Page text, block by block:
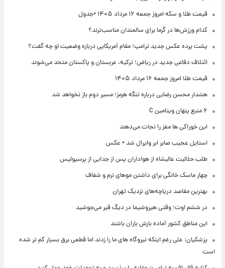
قیمت طلا و سکه امروز جمعه ۱۶ مرداد ۱۴۰۵ +جدول
کدام ورزش‌ها در گرما برای سالمندان مناسب‌ترند؟
پشت پرده عکس جدید ترامپ؛ مقام آمریکایی درباره وضعیت او چه گفت؟
ائتلاف دفاعی جدید در ریاض؛ ترکیه، عربستان و پاکستان متحد می‌شوند
قیمت طلا امروز جمعه ۱۶ مرداد ۱۴۰۵
هشدار محسن رضایی درباره تنگه هرمز؛ مسیر دوم باز نخواهد شد
۶ منبع پنهان ویتامین C
این خوراکی ها مغز را نجات می‌دهند
استایل عجیب صابر ابر وایرال شد + عکس
طلب حلالیت عالیشاه از هواداران پس از جدایی از پرسپولیس
چهار ماسک خانگی برای داشتن موهای نرم و شفاف
بهترین مقاصد دریاچه‌های نزدیک تهران
در ششم اوت؛ وقتی هیروشیما در دیگ قیر می‌جوشید
این مناطق کشور آماده بارش باران باشند
پزشکیان: علی رغم اینکه نیروگاه های ما را زدند اما قطعی برق بسیار کم تر شده
است